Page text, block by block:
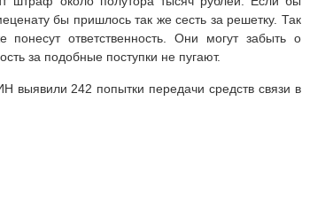
бы пришлось так же сесть за решетку. Так
понесут ответственность. Они могут забыть о
за подобные поступки не пугают.
выявили 242 попытки передачи средств связи в